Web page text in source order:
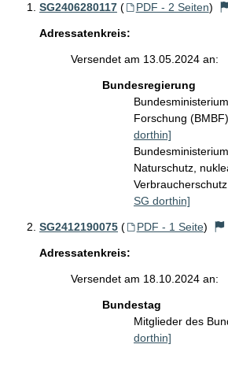
SG2406280117 ( PDF - 2 Seiten)
Adressatenkreis:
Versendet am 13.05.2024 an:
Bundesregierung
Forschung
dorthin]
Naturschutz,
SG dorthin]
SG2412190075 ( PDF - 1 Seite)
Adressatenkreis:
Versendet am 18.10.2024 an:
Bundestag
Mitglieder des
dorthin]